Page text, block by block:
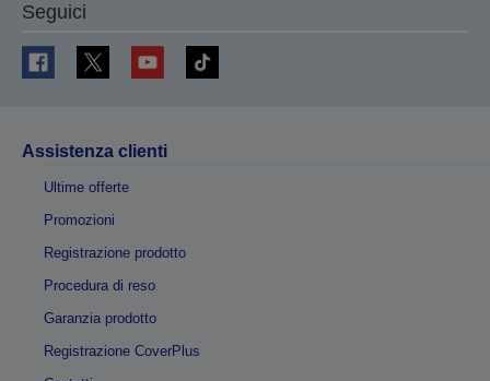
Seguici
Assistenza clienti
Ultime offerte
Promozioni
Registrazione prodotto
Procedura di reso
Garanzia prodotto
Registrazione CoverPlus